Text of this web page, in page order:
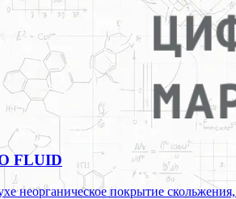
FLUID
неорганическое покрытие